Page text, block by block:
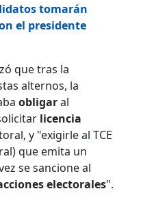
tomarán
el presidente
que tras la
alternos, la
obligaral
licencia
y "exigirle al TCE
que emita un
se sancione al
electorales".